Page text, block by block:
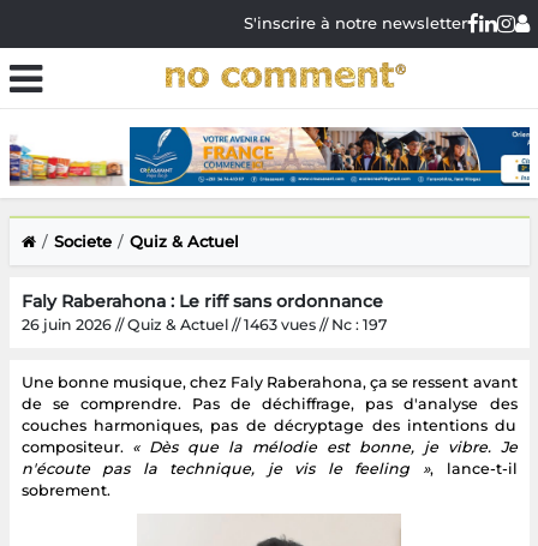
S'inscrire à notre newsletter
Societe Quiz & Actuel
Faly Raberahona : Le riff sans ordonnance
26 juin 2026 // Quiz & Actuel // 1463 vues // Nc : 197
Une bonne musique, chez Faly Raberahona, ça se ressent avant
de se comprendre. Pas de déchiffrage, pas d'analyse des
couches harmoniques, pas de décryptage des intentions du
compositeur. « Dès que la mélodie est bonne, je vibre. Je
n'écoute pas la technique, je vis le feeling », lance-t-il
sobrement.